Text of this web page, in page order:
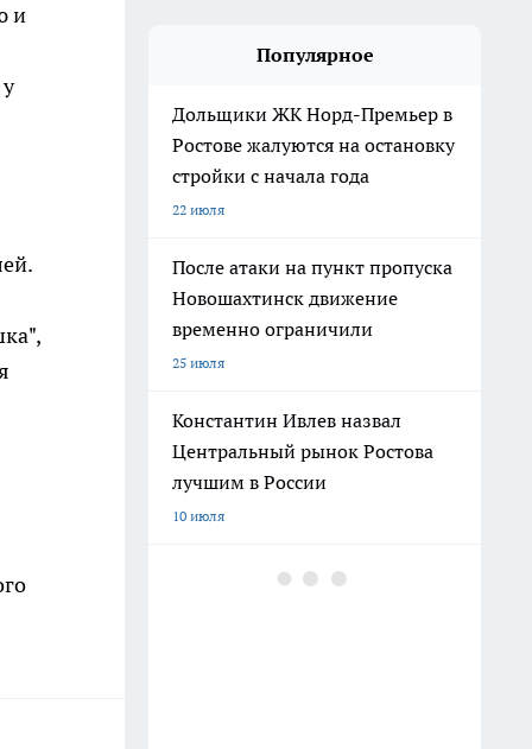
и
Популярное
Дольщики ЖК Норд-Премьер в
Ростове жалуются на остановку
стройки с начала года
22 июля
После атаки на пункт пропуска
Новошахтинск движение
временно ограничили
25 июля
Константин Ивлев назвал
Центральный рынок Ростова
лучшим в России
10 июля
Погибшего на СВО Андрея